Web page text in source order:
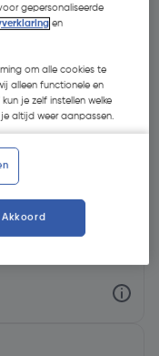
gepersonaliseerde
en
om alle cookies te
alleen functionele en
je zelf instellen welke
altijd weer aanpassen.
Akkoord